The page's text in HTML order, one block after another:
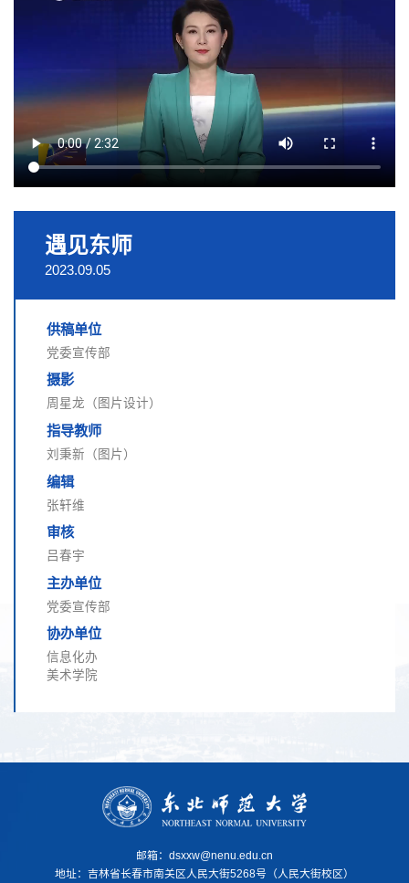
遇见东师
2023.09.05
供稿单位
党委宣传部
摄影
周星龙（图片设计）
指导教师
刘秉新（图片）
编辑
张轩维
审核
吕春宇
主办单位
党委宣传部
协办单位
信息化办
美术学院
邮箱：dsxxw@nenu.edu.cn
地址： 吉林省长春市南关区人民大街5268号（人民大街校区）